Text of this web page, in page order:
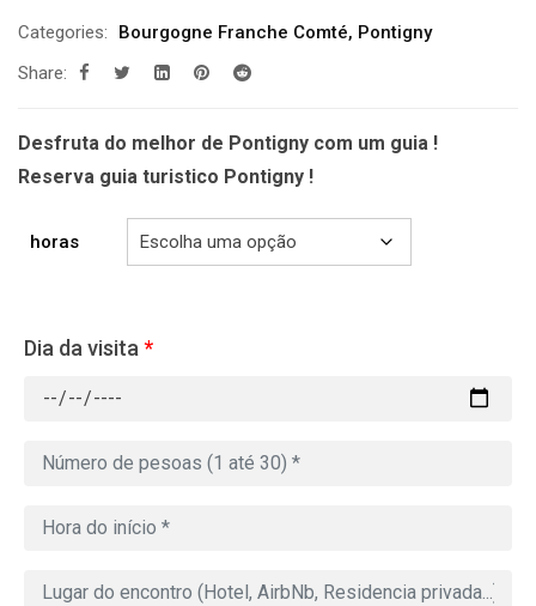
prix :
699.00€
Categories: Bourgogne Franche Comté, Pontigny
Share:
Desfruta do melhor de Pontigny com um guia !
Reserva guia turistico Pontigny !
horas
Dia da visita *